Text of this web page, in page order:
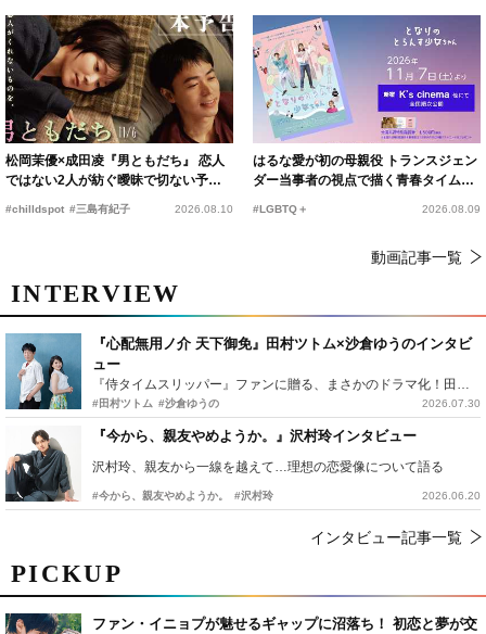
PICKUP
ファン・イニョプが魅せるギャップに沼落ち！ 初恋と夢が交
松岡茉優×成田凌『男ともだち』 恋人
ではない2人が紡ぐ曖昧で切ない予告
#chilldspot #三島有紀子 2026.08.10
はるな愛が初の母親役 トランスジェン
ダー当事者の視点で描く青春タイムス
#LGBTQ＋ 2026.08.09
動画記事一覧
INTERVIEW
『心配無用ノ介 天下御免』田村ツトム×沙倉ゆうのインタビ
ュー
『侍タイムスリッパー』ファンに贈る、まさかのドラマ化！田村ツトム×沙倉ゆうのが語る『心配無用ノ介』撮影秘話
#田村ツトム #沙倉ゆうの 2026.07.30
『今から、親友やめようか。』沢村玲インタビュー
沢村玲、親友から一線を越えて…理想の恋愛像について語る
#今から、親友やめようか。 #沢村玲 2026.06.20
インタビュー記事一覧